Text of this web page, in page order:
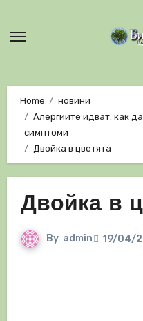
Home
новини
Алергиите идват: как
симптоми
Двойка в цветята
Двойка в
By admin 19/04/